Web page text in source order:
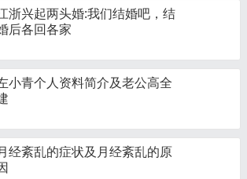
浙兴起两头婚:我们结婚吧，结
后各回各家
小青个人资料简介及老公高全
经紊乱的症状及月经紊乱的原